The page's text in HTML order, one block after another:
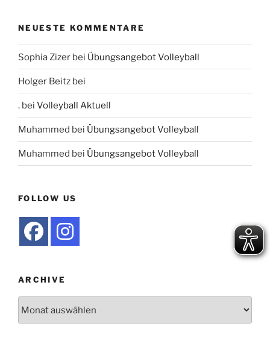
NEUESTE KOMMENTARE
Sophia Zizer bei Übungsangebot Volleyball
Holger Beitz bei
. bei Volleyball Aktuell
Muhammed bei Übungsangebot Volleyball
Muhammed bei Übungsangebot Volleyball
FOLLOW US
ARCHIVE